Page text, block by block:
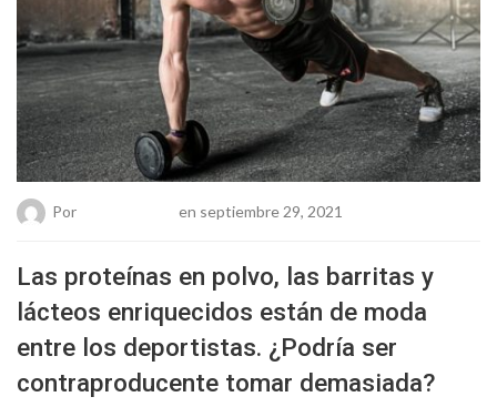
Por en septiembre 29, 2021
Las proteínas en polvo, las barritas y
lácteos enriquecidos están de moda
entre los deportistas. ¿Podría ser
contraproducente tomar demasiada?